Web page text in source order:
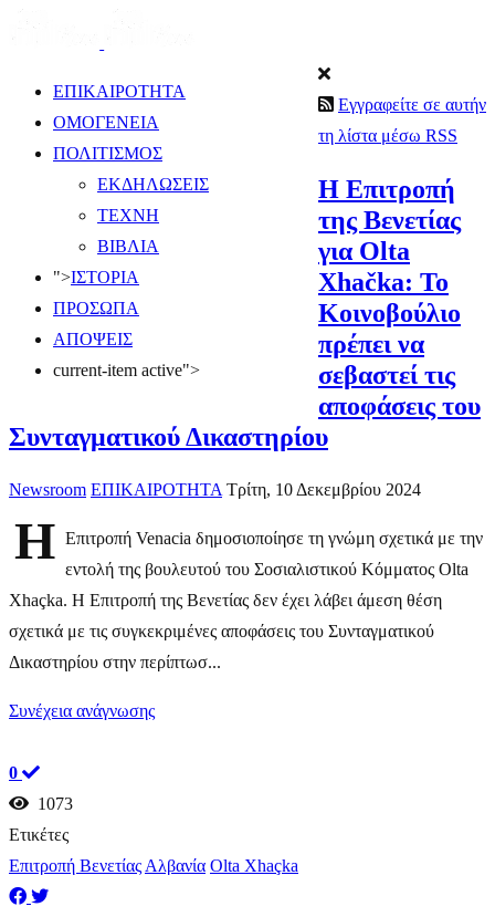
ΕΠΙΚΑΙΡΟΤΗΤΑ
ΟΜΟΓΕΝΕΙΑ
ΠΟΛΙΤΙΣΜΟΣ
ΕΚΔΗΛΩΣΕΙΣ
ΤΕΧΝΗ
ΒΙΒΛΙΑ
">ΙΣΤΟΡΙΑ
ΠΡΟΣΩΠΑ
ΑΠΟΨΕΙΣ
current-item active">
Εγγραφείτε σε αυτήν
τη λίστα μέσω RSS
Η Επιτροπή
της Βενετίας
για Olta
Xhačka: Το
Κοινοβούλιο
πρέπει να
σεβαστεί τις
αποφάσεις του
Συνταγματικού Δικαστηρίου
Newsroom ΕΠΙΚΑΙΡΟΤΗΤΑ Τρίτη, 10 Δεκεμβρίου 2024
Η Επιτροπή Venacia δημοσιοποίησε τη γνώμη σχετικά με την
εντολή της βουλευτού του Σοσιαλιστικού Κόμματος Olta
Xhaçka. Η Επιτροπή της Βενετίας δεν έχει λάβει άμεση θέση
σχετικά με τις συγκεκριμένες αποφάσεις του Συνταγματικού
Δικαστηρίου στην περίπτωσ...
Συνέχεια ανάγνωσης
0
1073
Ετικέτες
Επιτροπή Βενετίας Αλβανία Olta Xhaçka